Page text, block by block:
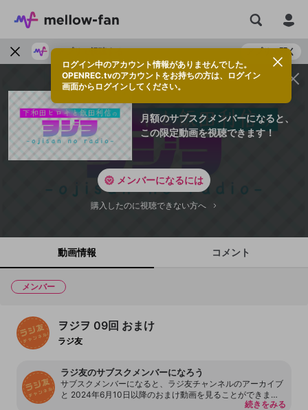
アプリで視聴する アプリで開く
月額のサブスクメンバーになると、
この限定動画を視聴できます！
メンバーになるには
購入したのに視聴できない方へ
動画情報 コメント
メンバー
ヲジヲ 09回 おまけ
ラジ友
ラジ友のサブスクメンバーになろう
サブスクメンバーになると、ラジ友チャンネルのアーカイブ
と 2024年6月10日以降のおまけ動画を見ることができま
続きをみる
ログイン中のアカウント情報がありませんでした。
OPENREC.tvのアカウントをお持ちの方は、ログイン
画面からログインしてください。